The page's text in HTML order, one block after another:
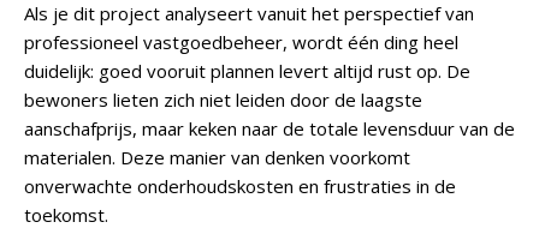
Als je dit project analyseert vanuit het perspectief van
professioneel vastgoedbeheer, wordt één ding heel
duidelijk: goed vooruit plannen levert altijd rust op. De
bewoners lieten zich niet leiden door de laagste
aanschafprijs, maar keken naar de totale levensduur van de
materialen. Deze manier van denken voorkomt
onverwachte onderhoudskosten en frustraties in de
toekomst.